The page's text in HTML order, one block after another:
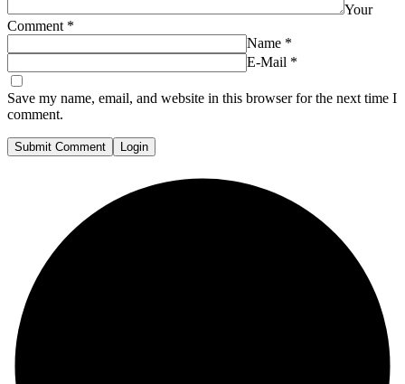
Your
Comment *
Name *
E-Mail *
Save my name, email, and website in this browser for the next time I
comment.
Submit Comment Login